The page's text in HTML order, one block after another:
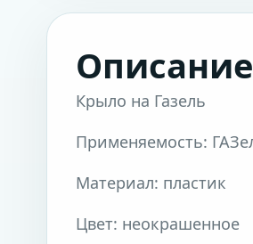
Описание
Крыло на Газель
Применяемость:
Материал: пластик
Цвет: неокрашенное